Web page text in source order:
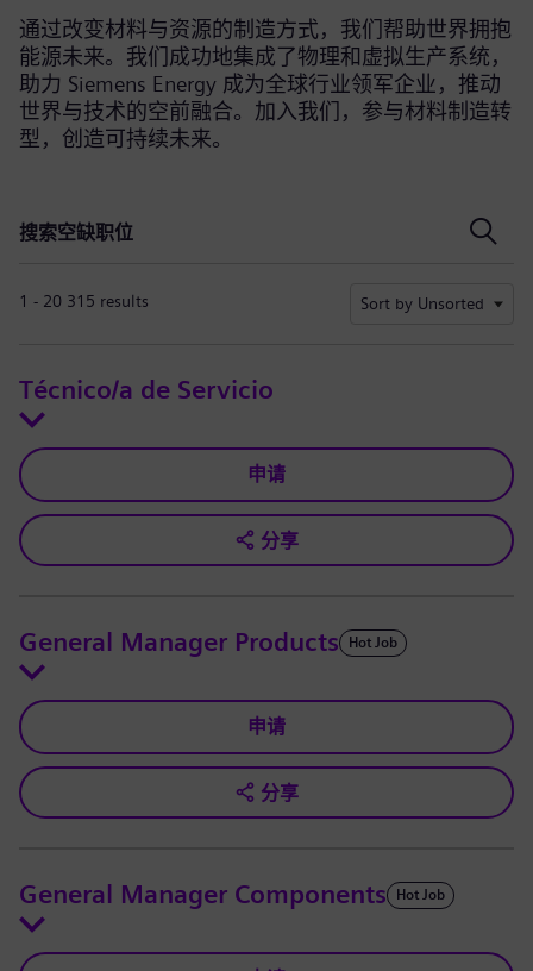
通过改变材料与资源的制造方式，我们帮助世界拥抱
能源未来。我们成功地集成了物理和虚拟生产系统，
助力 Siemens Energy 成为全球行业领军企业，推动
世界与技术的空前融合。加入我们，参与材料制造转
型，创造可持续未来。
搜索空缺职位
1 - 20 315 results Sort by Unsorted
Técnico/a de Servicio
申请
分享
General Manager Products Hot Job
申请
分享
General Manager Components Hot Job